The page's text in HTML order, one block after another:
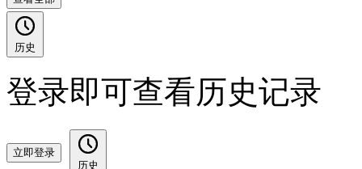
历史
登录即可查看历史记录
立即登录
历史